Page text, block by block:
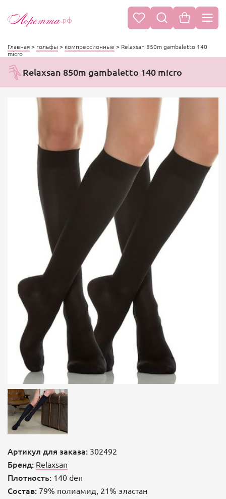
.рф
Главная> гольфы > компрессионные > Relaxsan 850m gambaletto 140
micro
Relaxsan 850m gambaletto 140 micro
Артикул для заказа: 302492
Бренд: Relaxsan
Плотность: 140 den
Состав: 79% полиамид, 21% эластан